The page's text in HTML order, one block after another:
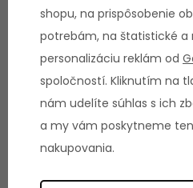
HMOTNOSŤ
STROJA
DĹŽKA
174 cm
ŠÍRKA STROJA
200 cm
VÝŠKA
225 cm
ZAISTENIE
SERVISU
zákazníka
shopu, na prispôsobenie
potrebám, na štatistické a
personalizáciu reklám od
spoločností. Kliknutím na
nám udelíte súhlas s ich
a my vám poskytneme
nakupovania.